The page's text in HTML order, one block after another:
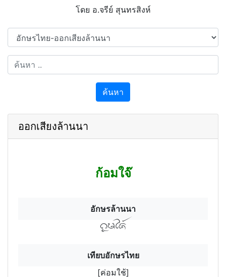
โดย อ.จรีย์​ สุนทรสิงห์
ค้นหา
ออกเสียงล้านนา
ก้อมใจ๊
อักษรล้านนา
คอฯมไช้
เทียบอักษรไทย
[ค่อมใช้]